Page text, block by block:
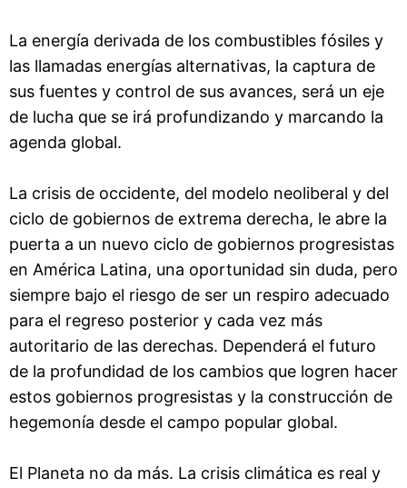
La energía derivada de los combustibles fósiles y
las llamadas energías alternativas, la captura de
sus fuentes y control de sus avances, será un eje
de lucha que se irá profundizando y marcando la
agenda global.
La crisis de occidente, del modelo neoliberal y del
ciclo de gobiernos de extrema derecha, le abre la
puerta a un nuevo ciclo de gobiernos progresistas
en América Latina, una oportunidad sin duda, pero
siempre bajo el riesgo de ser un respiro adecuado
para el regreso posterior y cada vez más
autoritario de las derechas. Dependerá el futuro
de la profundidad de los cambios que logren hacer
estos gobiernos progresistas y la construcción de
hegemonía desde el campo popular global.
El Planeta no da más. La crisis climática es real y